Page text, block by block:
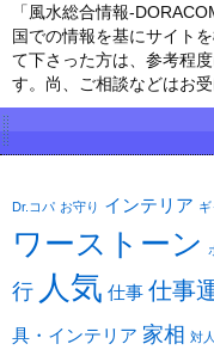
「風水総合情報-
国での情報を基にサイト
て下さった方は、参考程
す。尚、ご相談などはお
Dr.コパ お守り インテリア
ワーストーン
行 人気 仕事 仕事
具・インテリア 家相 対人